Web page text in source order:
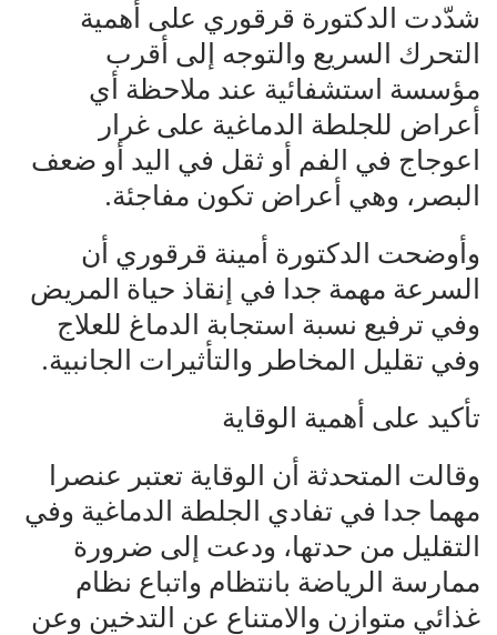
شدّدت الدكتورة قرقوري على أهمية
التحرك السريع والتوجه إلى أقرب
مؤسسة استشفائية عند ملاحظة أي
أعراض للجلطة الدماغية على غرار
اعوجاج في الفم أو ثقل في اليد أو ضعف
البصر، وهي أعراض تكون مفاجئة.
وأوضحت الدكتورة أمينة قرقوري أن
السرعة مهمة جدا في إنقاذ حياة المريض
وفي ترفيع نسبة استجابة الدماغ للعلاج
وفي تقليل المخاطر والتأثيرات الجانبية.
تأكيد على أهمية الوقاية
وقالت المتحدثة أن الوقاية تعتبر عنصرا
مهما جدا في تفادي الجلطة الدماغية وفي
التقليل من حدتها، ودعت إلى ضرورة
ممارسة الرياضة بانتظام واتباع نظام
غذائي متوازن والامتناع عن التدخين وعن